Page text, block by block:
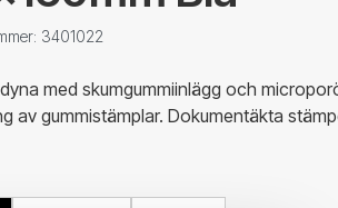
3401022
med skumgummiinlägg och
av gummistämplar. Dokumentäkta